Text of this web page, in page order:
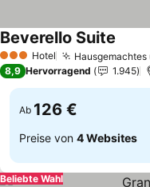
3 SterneHotel
Beverello Suite
8,9 Hervorragend 1.945
Ab 126 €
Preise von 4 Websites
Beliebte Wahl